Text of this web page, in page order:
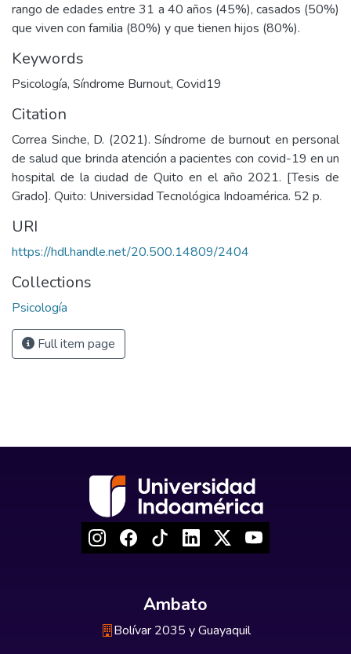
rango de edades entre 31 a 40 años (45%), casados (50%)
que viven con familia (80%) y que tienen hijos (80%).
Keywords
Psicología, Síndrome Burnout, Covid19
Citation
Correa Sinche, D. (2021). Síndrome de burnout en personal
de salud que brinda atención a pacientes con covid-19 en un
hospital de la ciudad de Quito en el año 2021. [Tesis de
Grado]. Quito: Universidad Tecnológica Indoamérica. 52 p.
URI
https://hdl.handle.net/20.500.14809/2404
Collections
Psicología
Full item page
Ambato
Bolívar 2035 y Guayaquil